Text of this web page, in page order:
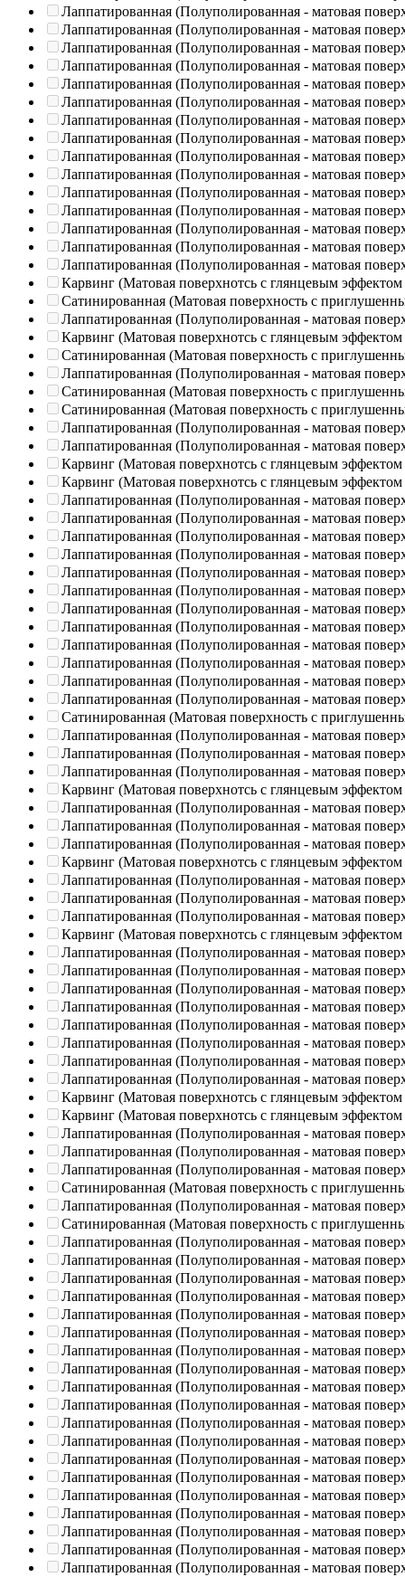
Лаппатированная (Полуполированная - матовая
Лаппатированная (Полуполированная - матовая
Лаппатированная (Полуполированная - матовая
Лаппатированная (Полуполированная - матовая
Лаппатированная (Полуполированная - матовая
Лаппатированная (Полуполированная - матовая
Лаппатированная (Полуполированная - матовая
Лаппатированная (Полуполированная - матовая
Лаппатированная (Полуполированная - матовая
Лаппатированная (Полуполированная - матовая
Лаппатированная (Полуполированная - матовая
Лаппатированная (Полуполированная - матовая
Лаппатированная (Полуполированная - матовая
Лаппатированная (Полуполированная - матовая
Лаппатированная (Полуполированная - матовая
Карвинг (Матовая поверхнотсь с глянцевым эффектом
Сатинированная (Матовая поверхность с
Лаппатированная (Полуполированная - матовая
Карвинг (Матовая поверхнотсь с глянцевым эффектом
Сатинированная (Матовая поверхность с
Лаппатированная (Полуполированная - матовая
Сатинированная (Матовая поверхность с
Сатинированная (Матовая поверхность с
Лаппатированная (Полуполированная - матовая
Лаппатированная (Полуполированная - матовая
Карвинг (Матовая поверхнотсь с глянцевым эффектом
Карвинг (Матовая поверхнотсь с глянцевым эффектом
Лаппатированная (Полуполированная - матовая
Лаппатированная (Полуполированная - матовая
Лаппатированная (Полуполированная - матовая
Лаппатированная (Полуполированная - матовая
Лаппатированная (Полуполированная - матовая
Лаппатированная (Полуполированная - матовая
Лаппатированная (Полуполированная - матовая
Лаппатированная (Полуполированная - матовая
Лаппатированная (Полуполированная - матовая
Лаппатированная (Полуполированная - матовая
Лаппатированная (Полуполированная - матовая
Лаппатированная (Полуполированная - матовая
Сатинированная (Матовая поверхность с
Лаппатированная (Полуполированная - матовая
Лаппатированная (Полуполированная - матовая
Лаппатированная (Полуполированная - матовая
Карвинг (Матовая поверхнотсь с глянцевым эффектом
Лаппатированная (Полуполированная - матовая
Лаппатированная (Полуполированная - матовая
Лаппатированная (Полуполированная - матовая
Карвинг (Матовая поверхнотсь с глянцевым эффектом
Лаппатированная (Полуполированная - матовая
Лаппатированная (Полуполированная - матовая
Лаппатированная (Полуполированная - матовая
Карвинг (Матовая поверхнотсь с глянцевым эффектом
Лаппатированная (Полуполированная - матовая
Лаппатированная (Полуполированная - матовая
Лаппатированная (Полуполированная - матовая
Лаппатированная (Полуполированная - матовая
Лаппатированная (Полуполированная - матовая
Лаппатированная (Полуполированная - матовая
Лаппатированная (Полуполированная - матовая
Лаппатированная (Полуполированная - матовая
Карвинг (Матовая поверхнотсь с глянцевым эффектом
Карвинг (Матовая поверхнотсь с глянцевым эффектом
Лаппатированная (Полуполированная - матовая
Лаппатированная (Полуполированная - матовая
Лаппатированная (Полуполированная - матовая
Сатинированная (Матовая поверхность с
Лаппатированная (Полуполированная - матовая
Сатинированная (Матовая поверхность с
Лаппатированная (Полуполированная - матовая
Лаппатированная (Полуполированная - матовая
Лаппатированная (Полуполированная - матовая
Лаппатированная (Полуполированная - матовая
Лаппатированная (Полуполированная - матовая
Лаппатированная (Полуполированная - матовая
Лаппатированная (Полуполированная - матовая
Лаппатированная (Полуполированная - матовая
Лаппатированная (Полуполированная - матовая
Лаппатированная (Полуполированная - матовая
Лаппатированная (Полуполированная - матовая
Лаппатированная (Полуполированная - матовая
Лаппатированная (Полуполированная - матовая
Лаппатированная (Полуполированная - матовая
Лаппатированная (Полуполированная - матовая
Лаппатированная (Полуполированная - матовая
Лаппатированная (Полуполированная - матовая
Лаппатированная (Полуполированная - матовая
Лаппатированная (Полуполированная - матовая